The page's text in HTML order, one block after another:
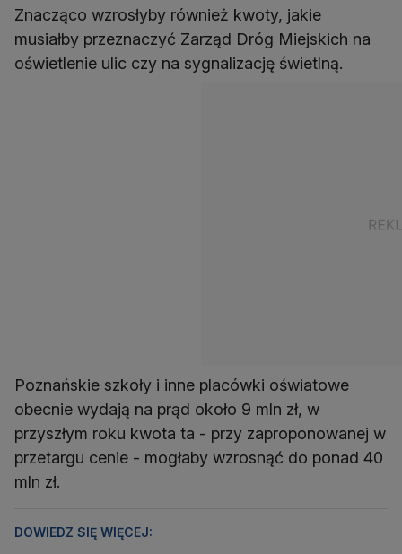
Znacząco wzrosłyby również kwoty, jakie
musiałby przeznaczyć Zarząd Dróg Miejskich na
oświetlenie ulic czy na sygnalizację świetlną.
Poznańskie szkoły i inne placówki oświatowe
obecnie wydają na prąd około 9 mln zł, w
przyszłym roku kwota ta - przy zaproponowanej w
przetargu cenie - mogłaby wzrosnąć do ponad 40
mln zł.
DOWIEDZ SIĘ WIĘCEJ: